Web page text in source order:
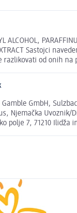
ALCOHOL,
Sastojci
razlikovati od onih na
GmbH,
Njemačka Uvoznik/
polje 7, 71210 Ilidža